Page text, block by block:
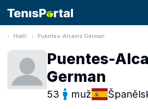
Hráči Puentes-Alcaniz German
Puentes-
German
53 muž